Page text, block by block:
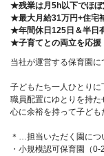
★残業は月5h以下でほぼ
★最大月給31万円+住宅
★年間休日125日＆半日
★子育てとの両立を応援
当社が運営する保育園
子どもたち一人ひとりに
職員配置にゆとりを持た
心に余裕を持って子ども
＊…担当いただく園に
・小規模認可保育園（0-2